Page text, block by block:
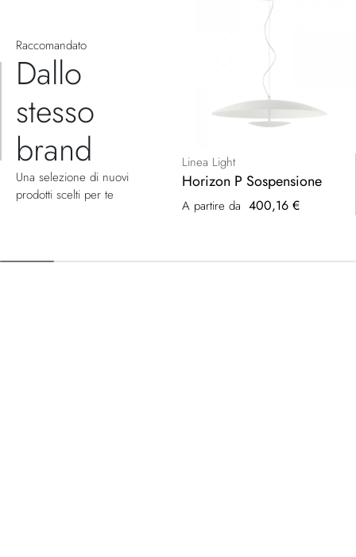
Raccomandato
Dallo
stesso
brand
Una selezione di nuovi
prodotti scelti per te
Linea Light
Horizon P Sospensione
A partire da 400,16 €